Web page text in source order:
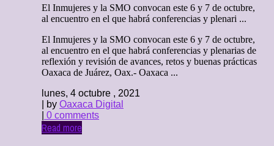
El Inmujeres y la SMO convocan este 6 y 7 de octubre,
al encuentro en el que habrá conferencias y plenari ...
El Inmujeres y la SMO convocan este 6 y 7 de octubre,
al encuentro en el que habrá conferencias y plenarias de
reflexión y revisión de avances, retos y buenas prácticas
Oaxaca de Juárez, Oax.- Oaxaca ...
lunes, 4 octubre , 2021
| by Oaxaca Digital
0 comments
Read more